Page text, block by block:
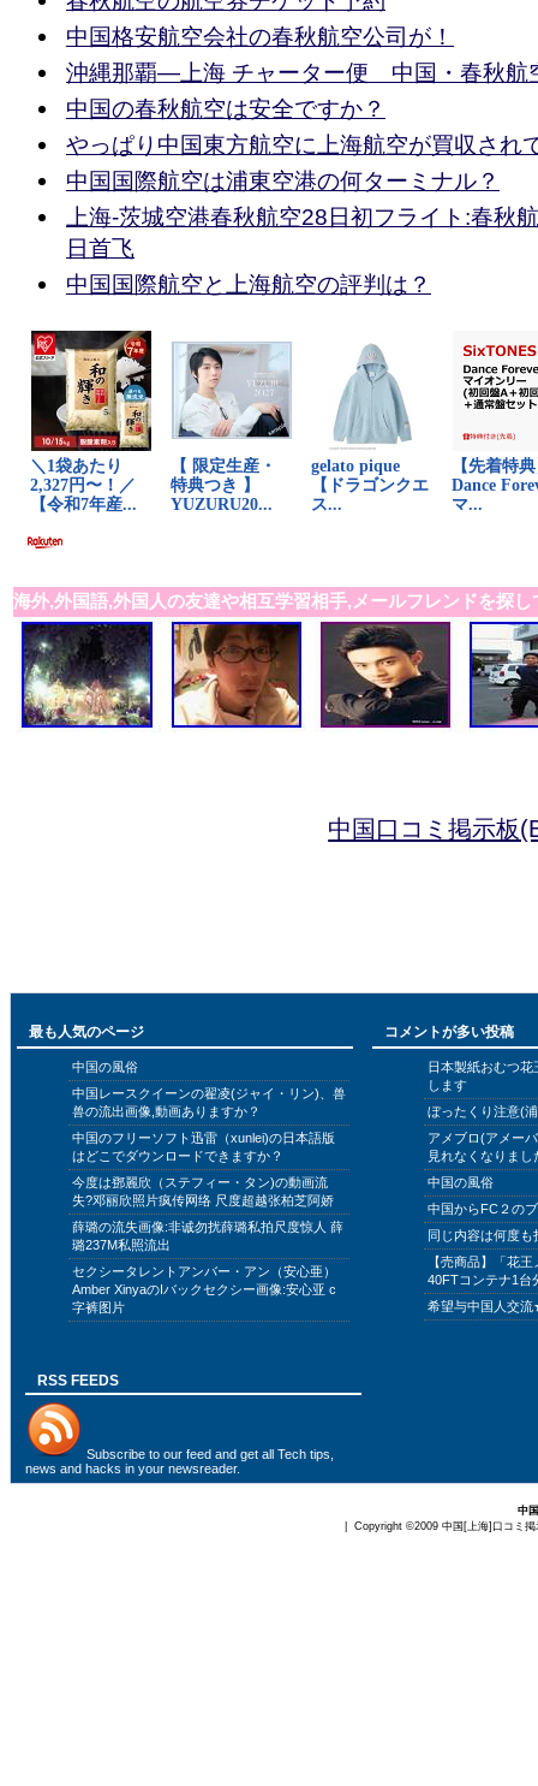
中国格安航空会社の春秋航空公司が！
沖縄那覇―上海 チャーター便 中国・春秋航
中国の春秋航空は安全ですか？
やっぱり中国東方航空に上海航空が買収され
中国国際航空は浦東空港の何ターミナル？
上海-茨城空港春秋航空28日初フライト:春秋
日首飞
中国国際航空と上海航空の評判は？
海外,外国語,外国人の友達や相互学習相手,メールフレンドを探し
中国口コミ掲示板
最も人気のページ
中国の風俗
中国レースクイーンの翟凌(ジャイ・リン)、兽
兽の流出画像,動画ありますか？
中国のフリーソフト迅雷（xunlei)の日本語版
はどこでダウンロードできますか？
今度は鄧麗欣（ステフィー・タン)の動画流
失?邓丽欣照片疯传网络 尺度超越张柏芝阿娇
薛璐の流失画像:非诚勿扰薛璐私拍尺度惊人 薛
璐237M私照流出
セクシータレントアンバー・アン（安心亜）
Amber XinyaのIバックセクシー画像:安心亚 c
字裤图片
コメントが多い投稿
日本製紙おむつ
します
ぼったくり注意(
アメブロ(アメー
見れなくなりまし
中国の風俗
中国からFC２の
同じ内容は何度
【売商品】「花
40FTコンテナ1台
希望与中国人交
RSS FEEDS
Subscribe to our feed and get all Tech tips,
news and hacks in your newsreader.
中
| Copyright ©2009 中国[上海]口コミ掲